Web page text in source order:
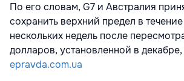
По его словам, G7 и Австралия
сохранить верхний предел в
нескольких недель после
долларов, установленной в
epravda.com.ua